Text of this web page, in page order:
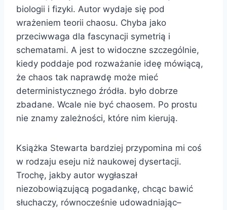
biologii i fizyki. Autor wydaje się pod
wrażeniem teorii chaosu. Chyba jako
przeciwwaga dla fascynacji symetrią i
schematami. A jest to widoczne szczególnie,
kiedy poddaje pod rozważanie ideę mówiącą,
że chaos tak naprawdę może mieć
deterministycznego źródła. było dobrze
zbadane. Wcale nie być chaosem. Po prostu
nie znamy zależności, które nim kierują.
Książka Stewarta bardziej przypomina mi coś
w rodzaju eseju niż naukowej dysertacji.
Trochę, jakby autor wygłaszał
niezobowiązującą pogadankę, chcąc bawić
słuchaczy, równocześnie udowadniając–